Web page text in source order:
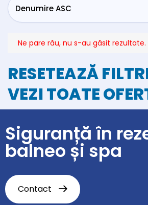
Ne pare rău, nu s-au găsit rezultate.
RESETEAZĂ
VEZI TOATE
Siguranță în
balneo și spa
Contact